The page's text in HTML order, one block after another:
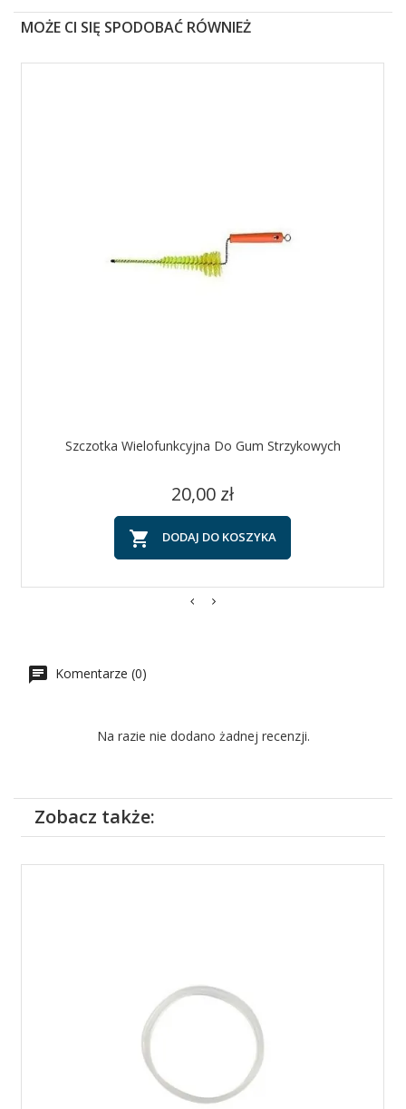
MOŻE CI SIĘ SPODOBAĆ RÓWNIEŻ
Szczotka Wielofunkcyjna Do Gum Strzykowych
Cena
20,00 zł
 DODAJ DO KOSZYKA
Komentarze (0)
Na razie nie dodano żadnej recenzji.
Zobacz także: